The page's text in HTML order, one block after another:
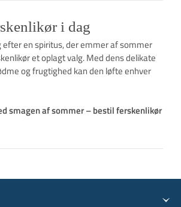
i dag
efter en spiritus, der emmer af sommer
et oplagt valg. Med dens delikate
og frugtighed kan den løfte enhver
smagen af sommer – bestil ferskenlikør